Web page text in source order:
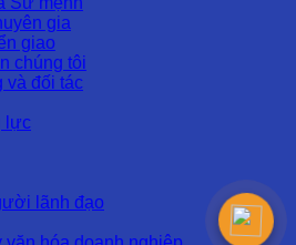
gia
giao
chúng tôi
và đối tác
lực
lãnh đạo